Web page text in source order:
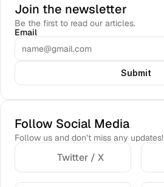
Join the newsletter
Be the first to read our articles.
Email
Submit
Follow Social Media
Follow us and don’t miss any updates!
Twitter / X